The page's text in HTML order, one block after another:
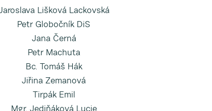
Lišková Lackovská
Petr Globočník DiS
Jana Černá
Petr Machuta
Bc. Tomáš Hák
Jiřina Zemanová
Tirpák Emil
Mgr. Jediňáková Lucie